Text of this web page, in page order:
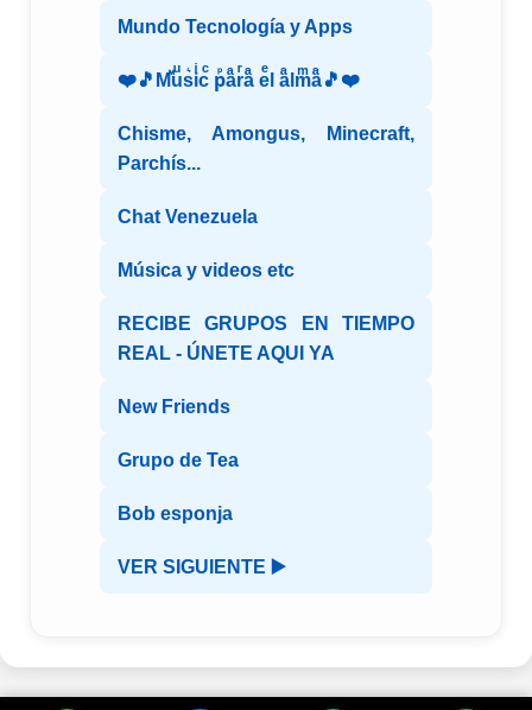
Mundo Tecnología y Apps
❤️🎵Mⷨuͧs͛iͥcͨ рⷬaͣrͬaͣ eͤl aͣlmͫaͣ🎵❤️
Chisme, Amongus, Minecraft,
Parchís...
Chat Venezuela
Música y videos etc
RECIBE GRUPOS EN TIEMPO
REAL - ÚNETE AQUI YA
New Friends
Grupo de Tea
Bob esponja
VER SIGUIENTE ▶️